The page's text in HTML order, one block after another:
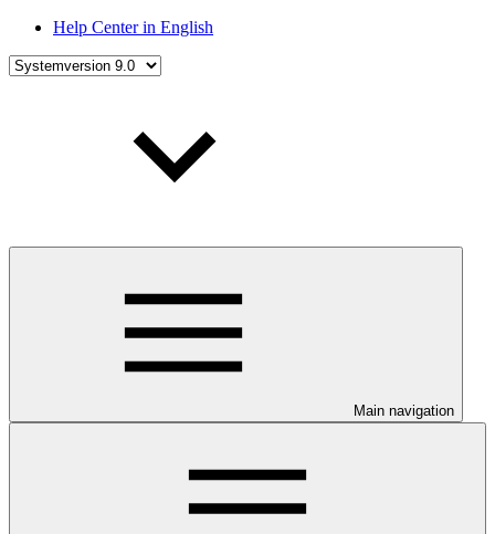
Help Center in English
Main navigation